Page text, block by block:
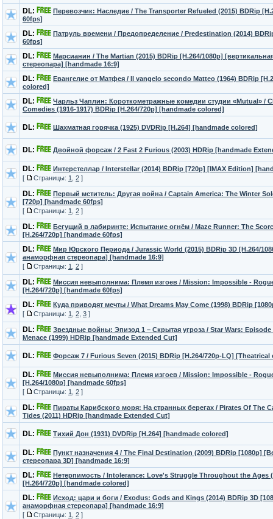
DL:
Перевозчик: Наследие / The Transporter Refueled (2015) BDRip
60fps]
DL:
Патруль времени / Предопределение / Predestination (2014)
60fps]
DL:
Марсианин / The Martian (2015) BDRip [H.264/1080p]
стереопара] [handmade 16:9]
DL:
Евангелие от Матфея / Il vangelo secondo Matteo (1964) BDRip
colored]
DL:
Чарльз Чаплин: Короткометражные комедии студии «Mutual» /
Comedies (1916-1917) BDRip [H.264/720p] [handmade colored]
DL: Шахматная горячка (1925) DVDRip [H.264] [handmade colored]
DL: Двойной форсаж / 2 Fast 2 Furious (2003) HDRip [handmade
DL:
Интерстеллар / Interstellar (2014) BDRip [720p] [IMAX Edition]
[
Страницы: 1 2 ]
DL:
Первый мститель: Другая война / Captain America: The Winter
[720p] [handmade 60fps]
[
Страницы: 1 2 ]
DL:
Бегущий в лабиринте: Испытание огнём / Maze Runner: The
[H.264/720p] [handmade 60fps]
DL:
Мир Юрского Периода / Jurassic World (2015) BDRip 3D [H.264/
анаморфная стереопара] [handmade 16:9]
[
Страницы: 1 2 ]
DL:
Миссия невыполнима: Племя изгоев / Mission: Impossible -
[H.264/720p] [handmade 60fps]
DL:
Куда приводят мечты / What Dreams May Come (1998) BDRip
[
Страницы: 1 2 3 ]
DL:
Звездные войны: Эпизод 1 – Скрытая угроза / Star Wars: Episode
Menace (1999) HDRip [handmade Extended Cut]
DL: Форсаж 7 / Furious Seven (2015) BDRip [H.264/720p-LQ]
DL:
Миссия невыполнима: Племя изгоев / Mission: Impossible -
[H.264/1080p] [handmade 60fps]
[
Страницы: 1 2 ]
DL:
Пираты Карибского моря: На странных берегах / Pirates Of The
Tides (2011) HDRip [handmade Extended Cut]
DL: Тихий Дон (1931) DVDRip [H.264] [handmade colored]
DL:
Пункт назначения 4 / The Final Destination (2009) BDRip [1080p]
стереопара 3D] [handmade 16:9]
DL:
Нетерпимость / Intolerance: Love's Struggle Throughout the Ages
[H.264/720p] [handmade colored]
DL:
Исход: цари и боги / Exоdus: Gоds аnd Кings (2014) BDRip 3D
анаморфная стереопара] [handmade 16:9]
[
Страницы: 1 2 ]